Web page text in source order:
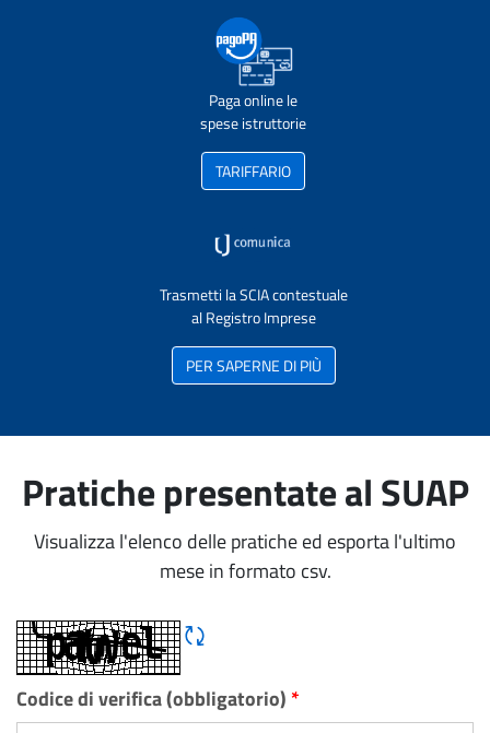
Paga online le
spese istruttorie
TARIFFARIO
Trasmetti la SCIA contestuale
al Registro Imprese
PER SAPERNE DI PIÙ
Pratiche presentate al SUAP
Visualizza l'elenco delle pratiche ed esporta l'ultimo
mese in formato csv.
Rigene CAPTCHA
Codice di verifica (obbligatorio) *